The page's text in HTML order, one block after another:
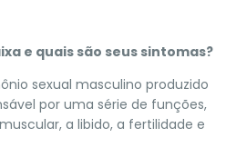
e quais são seus sintomas?
sexual masculino produzido
por uma série de funções,
a libido, a fertilidade e